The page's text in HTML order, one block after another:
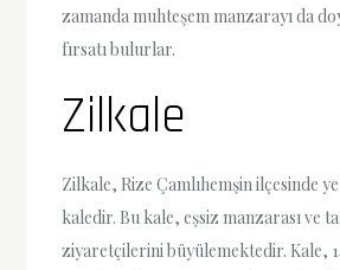
zamanda muhteşem manzarayı da
fırsatı bulurlar.
Zilkale
Zilkale, Rize Çamlıhemşin ilçesinde
kaledir. Bu kale, eşsiz manzarası ve
ziyaretçilerini büyülemektedir. Kale,